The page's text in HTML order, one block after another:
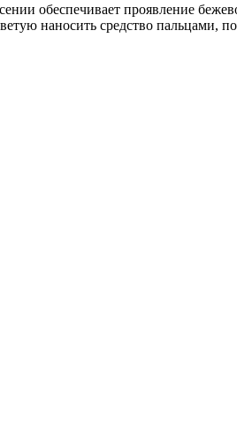
обеспечивает проявление
наносить средство пальцами,